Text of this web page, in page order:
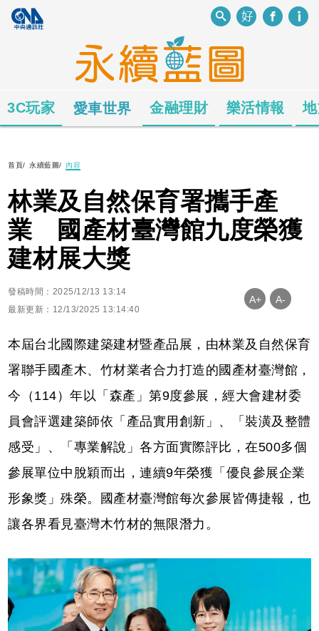
3C玩家 愛車世界 金融理財 樂活情報
首頁/ 永續藍圖/ 內容
林業及自然保育署攜手產
業 國產材臺灣館九度榮獲
建材展大獎
發稿時間：2025/12/13 13:14
最新更新：12/13/2025 13:14:40
A+ A-
本屆台北國際建築建材暨產品展，由林業及自然保育
署聯手國產木、竹材業者合力打造的國產材臺灣館，
今（114）年以「森產」第9度參展，經大會建材委
員會評選建築師依「產品實用創新」、「裝潢及整體
感受」、「專業解說」各方面實際評比，在500多個
參展單位中脫穎而出，連續9年榮獲「優良參展企業
形象獎」殊榮。國產材臺灣館每次參展皆傳捷報，也
讓各界看見臺灣木竹材的無限潛力。